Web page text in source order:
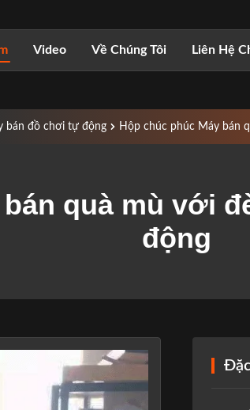
Video Về Chúng Tôi Liên Hệ
bán đồ chơi tự động Hộp chúc phúc Máy bán
quà mù với
động